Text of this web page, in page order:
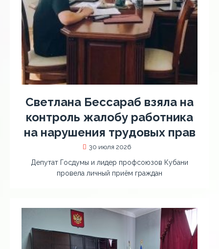
Светлана Бессараб взяла на
контроль жалобу работника
на нарушения трудовых прав
30 июля 2026
Депутат Госдумы и лидер профсоюзов Кубани
провела личный приём граждан